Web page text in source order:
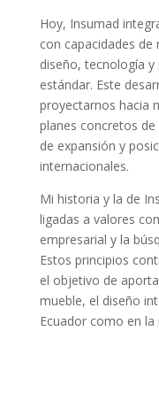
Hoy, Insumad
con capacidades
diseño, tecnología
estándar. Este
proyectarnos hacia
planes concretos
de expansión y
internacionales.
Mi historia y la de
ligadas a valores
empresarial y la
Estos principios
el objetivo de
mueble, el diseño
Ecuador como en la